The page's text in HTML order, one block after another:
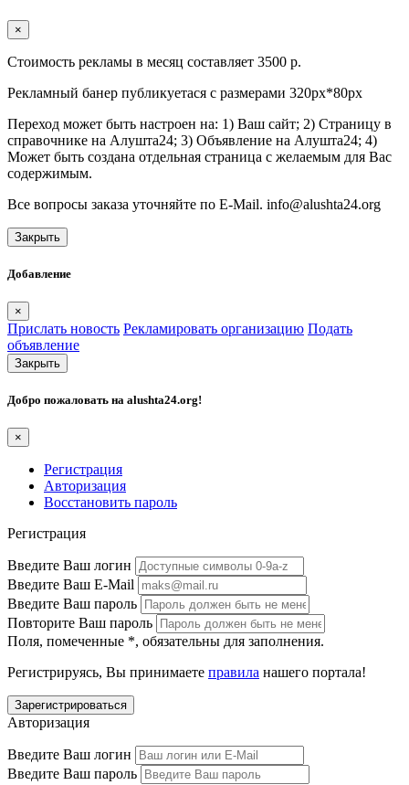
×
Стоимость рекламы в месяц составляет 3500 р.
Рекламный банер публикуетася с размерами 320px*80px
Переход может быть настроен на: 1) Ваш сайт; 2) Страницу в
справочнике на Алушта24; 3) Объявление на Алушта24; 4)
Может быть создана отдельная страница с желаемым для Вас
содержимым.
Все вопросы заказа уточняйте по E-Mail. info@alushta24.org
Закрыть
Добавление
×
Прислать новость Рекламировать организацию Подать
объявление
Закрыть
Добро пожаловать на alushta24.org!
×
Регистрация
Авторизация
Восстановить пароль
Регистрация
Введите Ваш логин
Введите Ваш E-Mail
Введите Ваш пароль
Повторите Ваш пароль
Поля, помеченные *, обязательны для заполнения.
Регистрируясь, Вы принимаете правила нашего портала!
Авторизация
Введите Ваш логин
Введите Ваш пароль